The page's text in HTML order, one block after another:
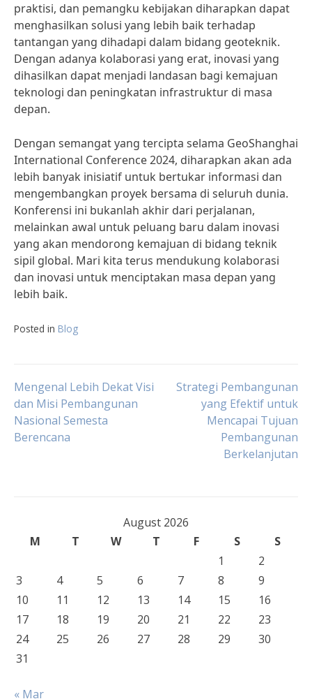
praktisi, dan pemangku kebijakan diharapkan dapat
menghasilkan solusi yang lebih baik terhadap
tantangan yang dihadapi dalam bidang geoteknik.
Dengan adanya kolaborasi yang erat, inovasi yang
dihasilkan dapat menjadi landasan bagi kemajuan
teknologi dan peningkatan infrastruktur di masa
depan.
Dengan semangat yang tercipta selama GeoShanghai
International Conference 2024, diharapkan akan ada
lebih banyak inisiatif untuk bertukar informasi dan
mengembangkan proyek bersama di seluruh dunia.
Konferensi ini bukanlah akhir dari perjalanan,
melainkan awal untuk peluang baru dalam inovasi
yang akan mendorong kemajuan di bidang teknik
sipil global. Mari kita terus mendukung kolaborasi
dan inovasi untuk menciptakan masa depan yang
lebih baik.
Posted in Blog
Post
navigation
Mengenal Lebih Dekat Visi
dan Misi Pembangunan
Nasional Semesta
Berencana
Strategi Pembangunan
yang Efektif untuk
Mencapai Tujuan
Pembangunan
Berkelanjutan
August 2026
M
T W T F S
S
1
2
3
4 5 6 7 8
9
10
11 12 13 14 15
16
17
18 19 20 21 22
23
24
25 26 27 28 29
30
31
« Mar